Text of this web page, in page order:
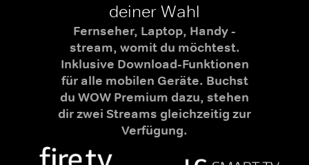
deiner Wahl
Fernseher, Laptop, Handy -
stream, womit du möchtest.
Inklusive Download-Funktionen
für alle mobilen Geräte. Buchst
du WOW Premium dazu, stehen
dir zwei Streams gleichzeitig zur
Verfügung.